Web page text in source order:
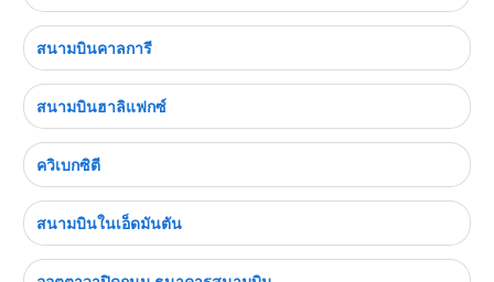
สนามบินคาลการี
สนามบินฮาลิแฟกซ์
ควิเบกซิตี
สนามบินในเอ็ดมันตัน